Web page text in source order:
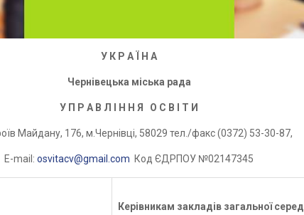
У К Р А Ї Н А
Чернівецька міська рада
У П Р А В Л I Н Н Я О С В I Т И
Майдану, 176, м.Чернівці, 58029 тел./факс (0372) 53-30-87,
E-mail: osvitacv@gmail.com Код ЄДРПОУ №02147345
Керівникам закладів загальної